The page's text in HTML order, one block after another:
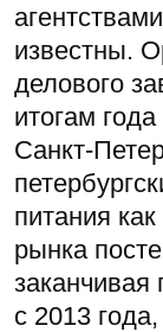
известны.
делового
итогам
Санкт-
питания
рынка
заканчивая
с 2013